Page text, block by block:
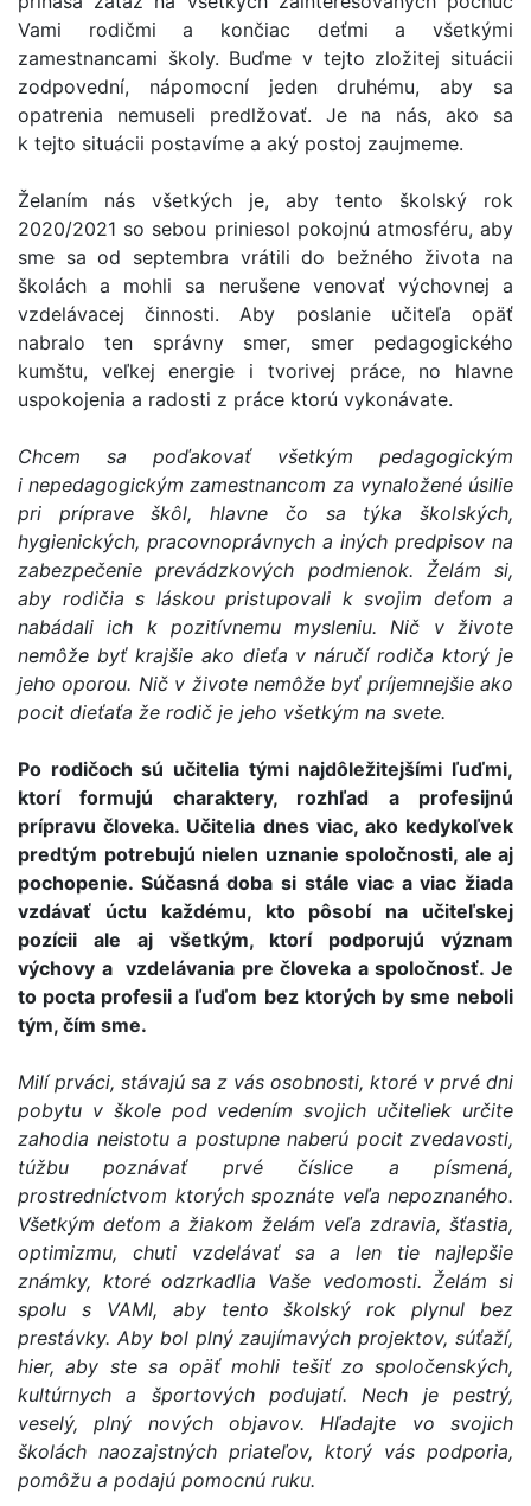
Vami rodičmi a končiac deťmi a všetkými
zamestnancami školy. Buďme v tejto zložitej situácii
zodpovední, nápomocní jeden druhému, aby sa
opatrenia nemuseli predlžovať. Je na nás, ako sa
k tejto situácii postavíme a aký postoj zaujmeme.
Želaním nás všetkých je, aby tento školský rok
2020/2021 so sebou priniesol pokojnú atmosféru, aby
sme sa od septembra vrátili do bežného života na
školách a mohli sa nerušene venovať výchovnej a
vzdelávacej činnosti. Aby poslanie učiteľa opäť
nabralo ten správny smer, smer pedagogického
kumštu, veľkej energie i tvorivej práce, no hlavne
uspokojenia a radosti z práce ktorú vykonávate.
Chcem sa poďakovať všetkým pedagogickým
i nepedagogickým zamestnancom za vynaložené úsilie
pri príprave škôl, hlavne čo sa týka školských,
hygienických, pracovnoprávnych a iných predpisov na
zabezpečenie prevádzkových podmienok. Želám si,
aby rodičia s láskou pristupovali k svojim deťom a
nabádali ich k pozitívnemu mysleniu. Nič v živote
nemôže byť krajšie ako dieťa v náručí rodiča ktorý je
jeho oporou. Nič v živote nemôže byť príjemnejšie ako
pocit dieťaťa že rodič je jeho všetkým na svete.
Po rodičoch sú učitelia tými najdôležitejšími ľuďmi,
ktorí formujú charaktery, rozhľad a profesijnú
prípravu človeka. Učitelia dnes viac, ako kedykoľvek
predtým potrebujú nielen uznanie spoločnosti, ale aj
pochopenie. Súčasná doba si stále viac a viac žiada
vzdávať úctu každému, kto pôsobí na učiteľskej
pozícii ale aj všetkým, ktorí podporujú význam
výchovy a vzdelávania pre človeka a spoločnosť. Je
to pocta profesii a ľuďom bez ktorých by sme neboli
tým, čím sme.
Milí prváci, stávajú sa z vás osobnosti, ktoré v prvé dni
pobytu v škole pod vedením svojich učiteliek určite
zahodia neistotu a postupne naberú pocit zvedavosti,
túžbu poznávať prvé číslice a písmená,
prostredníctvom ktorých spoznáte veľa nepoznaného.
Všetkým deťom a žiakom želám veľa zdravia, šťastia,
optimizmu, chuti vzdelávať sa a len tie najlepšie
známky, ktoré odzrkadlia Vaše vedomosti. Želám si
spolu s VAMI, aby tento školský rok plynul bez
prestávky. Aby bol plný zaujímavých projektov, súťaží,
hier, aby ste sa opäť mohli tešiť zo spoločenských,
kultúrnych a športových podujatí. Nech je pestrý,
veselý, plný nových objavov. Hľadajte vo svojich
školách naozajstných priateľov, ktorý vás podporia,
pomôžu a podajú pomocnú ruku.